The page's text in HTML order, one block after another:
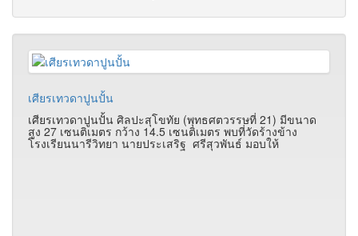
เศียรเทวดาปูนปั้น
เศียรเทวดาปูนปั้น ศิลปะสุโขทัย (พุทธศตวรรษที่ 21) มีขนาด
สูง 27 เซนติเมตร กว้าง 14.5 เซนติเมตร พบที่วัดร้างข้าง
โรงเรียนนารีวิทยา นายประเสริฐ ศรีสุวพันธ์ มอบให้